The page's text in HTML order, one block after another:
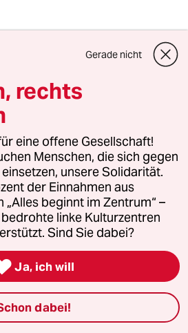
gelöscht):
Sozialismus und
Rot-rot-grün hat
nichts zu tun...
, 21:39 Uhr
(Profil gelöscht):
ja völlig reichen, wenn der
der sozialen
wieder eine
Rolle spielt. Aber die
Adenauer
lehnen Sie bestimmt auch
Gerade nicht
rechts
eine offene Gesellschaft!
Menschen, die sich gegen
unsere Solidarität.
der Einnahmen aus
„Alles beginnt im Zentrum“ –
linke Kulturzentren
Sind Sie dabei?
Ja, ich will
dabei!